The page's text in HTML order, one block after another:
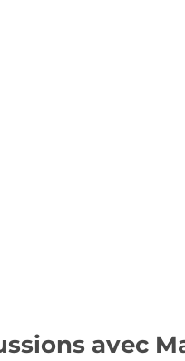
avec